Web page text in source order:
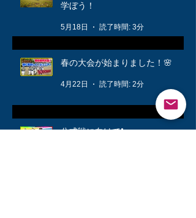
学ぼう！
5月18日 読了時間: 3分
春の大会が始まりました！🌸
4月22日 読了時間: 2分
公式戦に向けて❗️